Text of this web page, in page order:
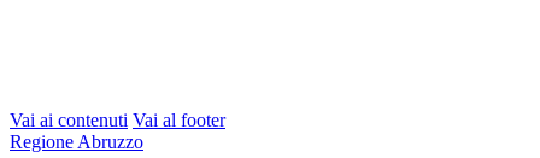
Vai ai contenuti Vai al footer
Regione Abruzzo